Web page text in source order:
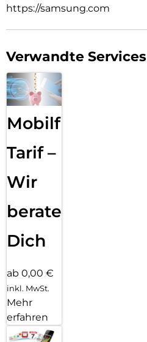
https://samsung.com
Verwandte Services
Mobilfunk
Tarif –
Wir
beraten
Dich
ab 0,00 €
inkl. MwSt.
Mehr
erfahren